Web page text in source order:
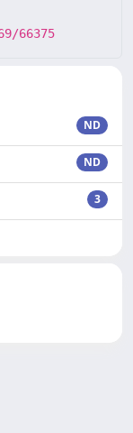
66375
ND
ND
3